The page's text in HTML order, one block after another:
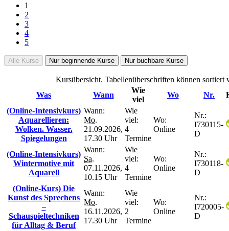
1
2
3
4
5
Alle Kurse Nur beginnende Kurse Nur buchbare Kurse
Kursübersicht. Tabellenüberschriften können sortiert
Was
Wann
Wie
viel
Wo Nr.
(Online-Intensivkurs)
Aquarellieren:
Wolken. Wasser.
Spiegelungen
Wann:
Mo.
21.09.2026,
17.30 Uhr
Wie
viel:
4
Termine
Wo:
Online
Nr.:
I730115-
D
(Online-Intensivkurs)
Wintermotive mit
Aquarell
Wann:
Sa.
07.11.2026,
10.15 Uhr
Wie
viel:
4
Termine
Wo:
Online
Nr.:
I730118-
D
(Online-Kurs) Die
Kunst des Sprechens
–
Schauspieltechniken
für Alltag & Beruf
Wann:
Mo.
16.11.2026,
17.30 Uhr
Wie
viel:
2
Termine
Wo:
Online
Nr.:
I720005-
D